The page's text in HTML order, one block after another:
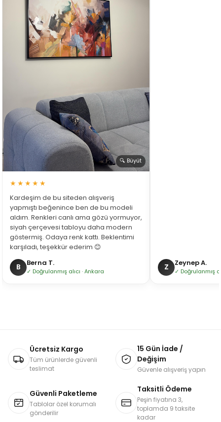
🔍 Büyüt
★★★★★
Kardeşim de bu siteden alışveriş
yapmıştı beğenince ben de bu modeli
aldım. Renkleri canlı ama gözü yormuyor,
siyah çerçevesi tabloyu daha modern
göstermiş. Odaya renk kattı. Beklentimi
karşıladı, teşekkür ederim 😊
B Berna T.
✓ Doğrulanmış alıcı · Ankara Z Zeynep A.
✓ Doğrulanmış
Ücretsiz Kargo
Tüm ürünlerde güvenli
teslimat
15 Gün İade /
Değişim
Güvenle alışveriş yapın
Güvenli Paketleme
Tablolar özel korumalı
gönderilir
Taksitli Ödeme
Peşin fiyatına 3,
toplamda 9 taksite
kadar